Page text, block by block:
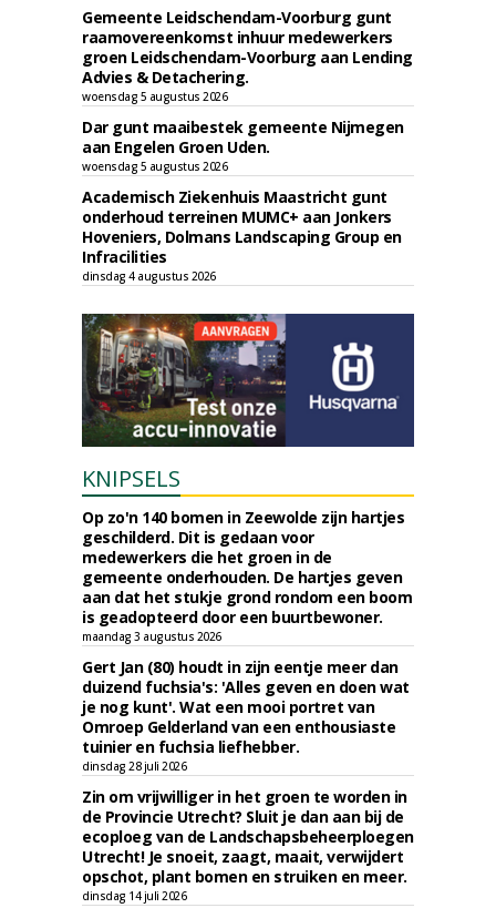
Gemeente Leidschendam-Voorburg gunt
raamovereenkomst inhuur medewerkers
groen Leidschendam-Voorburg aan Lending
Advies & Detachering.
woensdag 5 augustus 2026
Dar gunt maaibestek gemeente Nijmegen
aan Engelen Groen Uden.
woensdag 5 augustus 2026
Academisch Ziekenhuis Maastricht gunt
onderhoud terreinen MUMC+ aan Jonkers
Hoveniers, Dolmans Landscaping Group en
Infracilities
dinsdag 4 augustus 2026
KNIPSELS
Op zo'n 140 bomen in Zeewolde zijn hartjes
geschilderd. Dit is gedaan voor
medewerkers die het groen in de
gemeente onderhouden. De hartjes geven
aan dat het stukje grond rondom een boom
is geadopteerd door een buurtbewoner.
maandag 3 augustus 2026
Gert Jan (80) houdt in zijn eentje meer dan
duizend fuchsia's: 'Alles geven en doen wat
je nog kunt'. Wat een mooi portret van
Omroep Gelderland van een enthousiaste
tuinier en fuchsia liefhebber.
dinsdag 28 juli 2026
Zin om vrijwilliger in het groen te worden in
de Provincie Utrecht? Sluit je dan aan bij de
ecoploeg van de Landschapsbeheerploegen
Utrecht! Je snoeit, zaagt, maait, verwijdert
opschot, plant bomen en struiken en meer.
dinsdag 14 juli 2026